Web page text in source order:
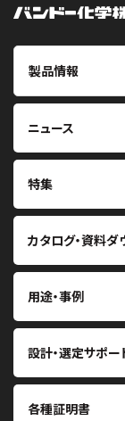
製品情報
製品情報トップ
摩擦伝動ベルト（V
ト・プーリ）
重量物搬送用コン
張力計・センサ
ニュース
特集
カタログ・資料ダ
用途・事例
設計・選定サポー
各種証明書